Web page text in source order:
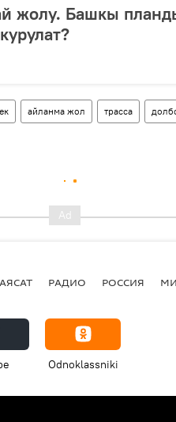
жолу. Башкы
айланма жол трасса
РАДИО РОССИЯ
Odnoklassniki